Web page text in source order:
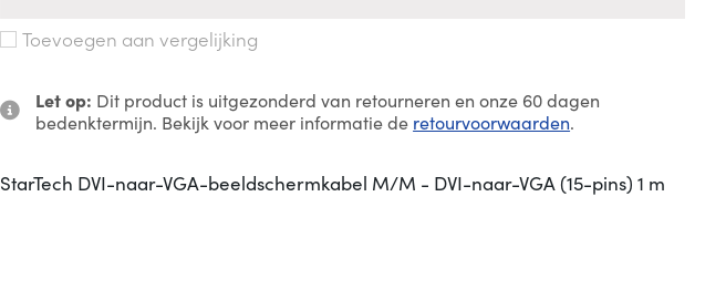
Toevoegen aan vergelijking
Let op: Dit product is uitgezonderd van retourneren en onze 60 dagen
bedenktermijn. Bekijk voor meer informatie de retourvoorwaarden.
StarTech DVI-naar-VGA-beeldschermkabel M/M - DVI-naar-VGA (15-pins) 1 m